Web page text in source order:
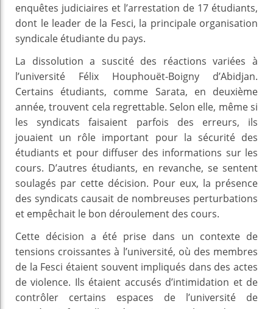
enquêtes judiciaires et l’arrestation de 17 étudiants,
dont le leader de la Fesci, la principale organisation
syndicale étudiante du pays.
La dissolution a suscité des réactions variées à
l’université Félix Houphouët-Boigny d’Abidjan.
Certains étudiants, comme Sarata, en deuxième
année, trouvent cela regrettable. Selon elle, même si
les syndicats faisaient parfois des erreurs, ils
jouaient un rôle important pour la sécurité des
étudiants et pour diffuser des informations sur les
cours. D’autres étudiants, en revanche, se sentent
soulagés par cette décision. Pour eux, la présence
des syndicats causait de nombreuses perturbations
et empêchait le bon déroulement des cours.
Cette décision a été prise dans un contexte de
tensions croissantes à l’université, où des membres
de la Fesci étaient souvent impliqués dans des actes
de violence. Ils étaient accusés d’intimidation et de
contrôler certains espaces de l’université de